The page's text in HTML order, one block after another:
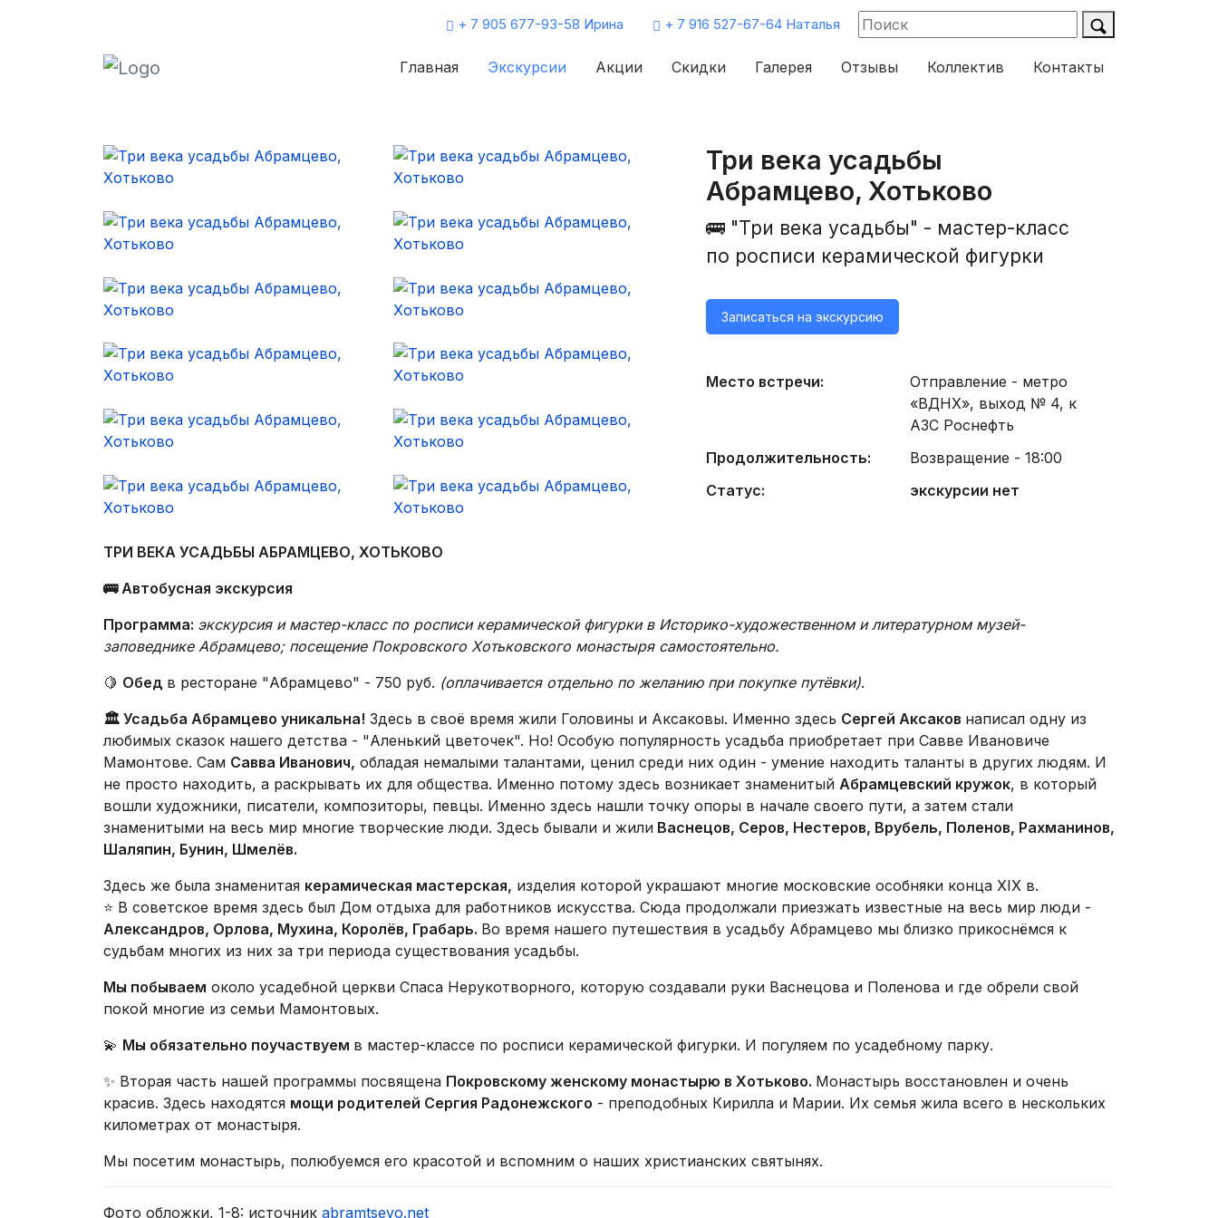
+ 7 905 677-93-58 Ирина + 7 916 527-67-64 Наталья
Главная Экскурсии Акции Скидки Галерея Отзывы Коллектив Контакты
Три века усадьбы
Абрамцево, Хотьково
🚌 "Три века усадьбы" - мастер-класс
по росписи керамической фигурки
Записаться на экскурсию
Место встречи:
Отправление - метро
«ВДНХ», выход № 4, к
АЗС Роснефть
Продолжительность:
Возвращение - 18:00
Статус:
экскурсии нет
ТРИ ВЕКА УСАДЬБЫ АБРАМЦЕВО, ХОТЬКОВО
🚌 Автобусная экскурсия
Программа: экскурсия и мастер-класс по росписи керамической фигурки в Историко-художественном и литературном музей-
заповеднике Абрамцево; посещение Покровского Хотьковского монастыря самостоятельно.
🍋 Обед в ресторане "Абрамцево" - 750 руб. (оплачивается отдельно по желанию при покупке путёвки).
🏛 Усадьба Абрамцево уникальна! Здесь в своё время жили Головины и Аксаковы. Именно здесь Сергей Аксаков написал одну из
любимых сказок нашего детства - "Аленький цветочек". Но! Особую популярность усадьба приобретает при Савве Ивановиче
Мамонтове. Сам Савва Иванович, обладая немалыми талантами, ценил среди них один - умение находить таланты в других людям. И
не просто находить, а раскрывать их для общества. Именно потому здесь возникает знаменитый Абрамцевский кружок, в который
вошли художники, писатели, композиторы, певцы. Именно здесь нашли точку опоры в начале своего пути, а затем стали
знаменитыми на весь мир многие творческие люди. Здесь бывали и жили Васнецов, Серов, Нестеров, Врубель, Поленов, Рахманинов,
Шаляпин, Бунин, Шмелёв.
Здесь же была знаменитая керамическая мастерская, изделия которой украшают многие московские особняки конца XIX в.
⭐ В советское время здесь был Дом отдыха для работников искусства. Сюда продолжали приезжать известные на весь мир люди -
Александров, Орлова, Мухина, Королёв, Грабарь. Во время нашего путешествия в усадьбу Абрамцево мы близко прикоснёмся к
судьбам многих из них за три периода существования усадьбы.
Мы побываем около усадебной церкви Спаса Нерукотворного, которую создавали руки Васнецова и Поленова и где обрели свой
покой многие из семьи Мамонтовых.
💫 Мы обязательно поучаствуем в мастер-классе по росписи керамической фигурки. И погуляем по усадебному парку.
✨ Вторая часть нашей программы посвящена Покровскому женскому монастырю в Хотьково. Монастырь восстановлен и очень
красив. Здесь находятся мощи родителей Сергия Радонежского - преподобных Кирилла и Марии. Их семья жила всего в нескольких
километрах от монастыря.
Мы посетим монастырь, полюбуемся его красотой и вспомним о наших христианских святынях.
Фото обложки, 1-8: источник abramtsevo.net